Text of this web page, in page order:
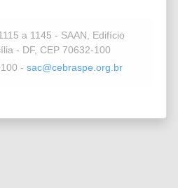
a 1145 - SAAN, Edifício
- DF, CEP 70632-100
- sac@cebraspe.org.br